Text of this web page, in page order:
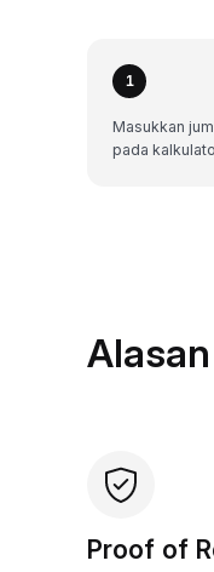
1
Masukkan
pada
Proof of